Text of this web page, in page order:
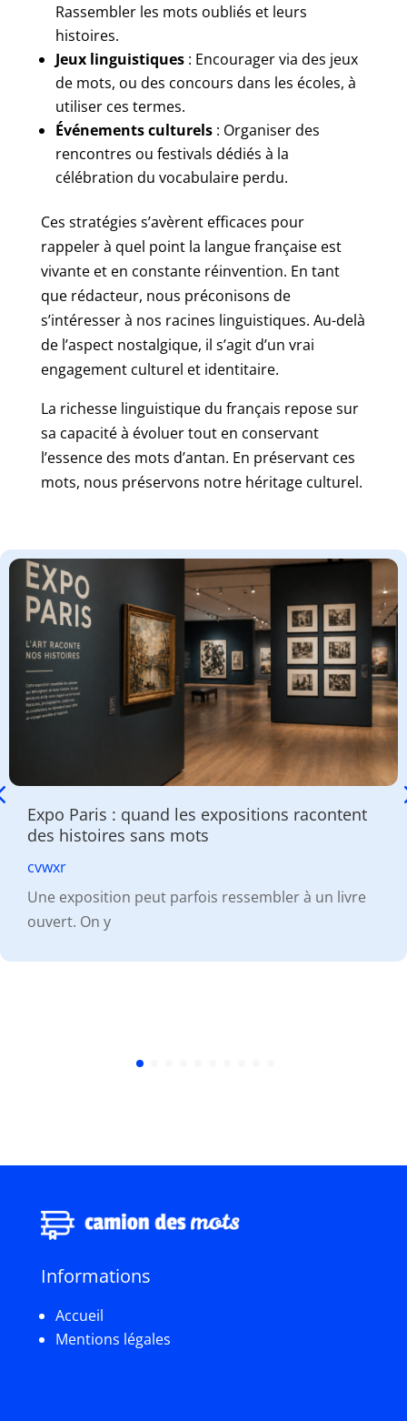
Rassembler les mots oubliés et leurs
histoires.
Jeux linguistiques: Encourager via des jeux
de mots, ou des concours dans les écoles, à
utiliser ces termes.
Événements culturels: Organiser des
rencontres ou festivals dédiés à la
célébration du vocabulaire perdu.
Ces stratégies s’avèrent efficaces pour
rappeler à quel point la langue française est
vivante et en constante réinvention. En tant
que rédacteur, nous préconisons de
s’intéresser à nos racines linguistiques. Au-delà
de l’aspect nostalgique, il s’agit d’un vrai
engagement culturel et identitaire.
La richesse linguistique du français repose sur
sa capacité à évoluer tout en conservant
l’essence des mots d’antan. En préservant ces
mots, nous préservons notre héritage culturel.
Expo Paris : quand les expositions racontent
des histoires sans mots
cvwxr
Une exposition peut parfois ressembler à un livre
ouvert. On y
Informations
Accueil
Mentions légales